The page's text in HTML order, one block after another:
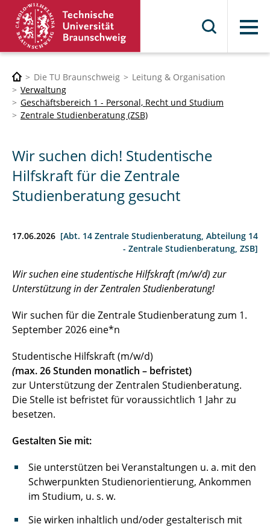
Menü
Die TU Braunschweig
Leitung & Organisation
Verwaltung
Geschäftsbereich 1 - Personal, Recht und Studium
Zentrale Studienberatung (ZSB)
Wir suchen dich! Studentische
Hilfskraft für die Zentrale
Studienberatung gesucht
17.06.2026 [Abt. 14 Zentrale Studienberatung, Abteilung 14
- Zentrale Studienberatung, ZSB]
Wir suchen eine studentische Hilfskraft (m/w/d) zur
Unterstützung in der Zentralen Studienberatung!
Wir suchen für die Zentrale Studienberatung zum 1.
September 2026 eine*n
Studentische Hilfskraft (m/w/d)
(max. 26Stunden monatlich – befristet)
zur Unterstützung der Zentralen Studienberatung.
Die Stelle ist befristet für voraussichtlich 1 Jahr zu
besetzen.
Gestalten Sie mit:
Sie unterstützen bei Veranstaltungen u. a. mit den
Schwerpunkten Studienorientierung, Ankommen
im Studium, u. s. w.
Sie wirken inhaltlich und/oder gestalterisch mit